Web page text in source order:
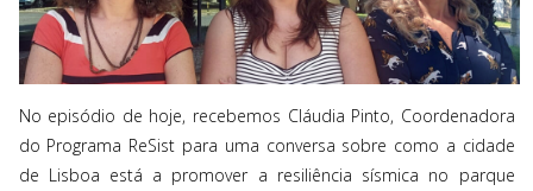
No episódio de hoje, recebemos Cláudia Pinto, Coordenadora
do Programa ReSist para uma conversa sobre como a cidade
de Lisboa está a promover a resiliência sísmica no parque